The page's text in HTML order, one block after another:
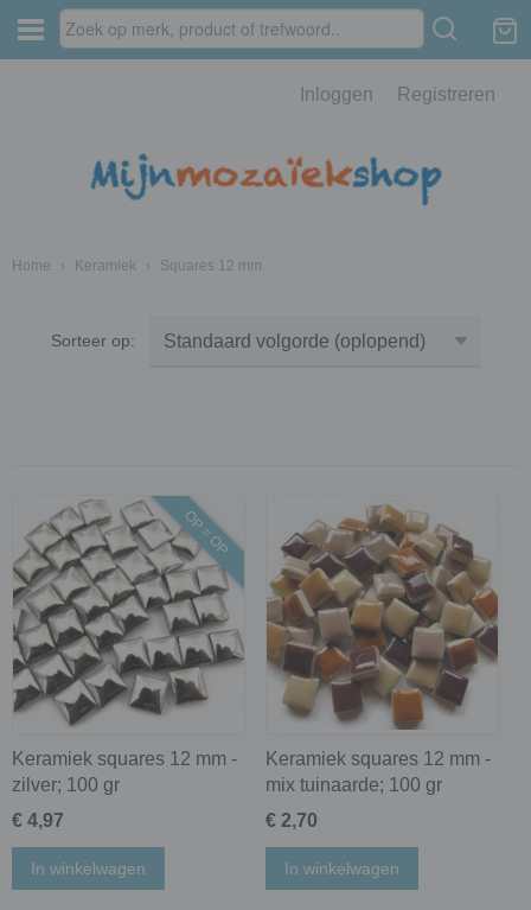
Inloggen Registreren
Home › Keramiek › Squares 12 mm
Sorteer op:
OP = OP
Keramiek squares 12 mm -
zilver; 100 gr
€ 4,97
In winkelwagen
Keramiek squares 12 mm -
mix tuinaarde; 100 gr
€ 2,70
In winkelwagen